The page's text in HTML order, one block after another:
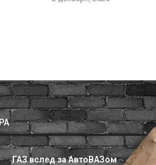
ГАЗ вслед за АвтоВАЗом